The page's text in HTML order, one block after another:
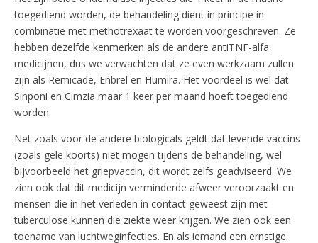
toegediend worden, de behandeling dient in principe in
combinatie met methotrexaat te worden voorgeschreven. Ze
hebben dezelfde kenmerken als de andere antiTNF-alfa
medicijnen, dus we verwachten dat ze even werkzaam zullen
zijn als Remicade, Enbrel en Humira. Het voordeel is wel dat
Sinponi en Cimzia maar 1 keer per maand hoeft toegediend
worden.
Net zoals voor de andere biologicals geldt dat levende vaccins
(zoals gele koorts) niet mogen tijdens de behandeling, wel
bijvoorbeeld het griepvaccin, dit wordt zelfs geadviseerd. We
zien ook dat dit medicijn verminderde afweer veroorzaakt en
mensen die in het verleden in contact geweest zijn met
tuberculose kunnen die ziekte weer krijgen. We zien ook een
toename van luchtweginfecties. En als iemand een ernstige